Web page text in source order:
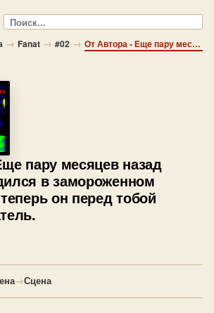
Поиск
→ Fanat → #02 → От Автора - Еще пару месяцев назад журнал находился в замороженном состоянии, а теперь он перед тобой дорогой читатель.
пару месяцев назад
в замороженном
он перед тобой
→Сцена